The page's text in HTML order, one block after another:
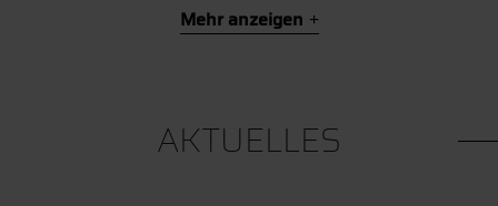
Mehr anzeigen
AKTUELLES